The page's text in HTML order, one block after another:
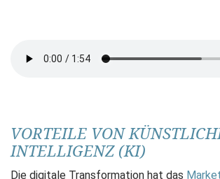
VORTEILE VON
INTELLIGENZ (KI)
Die digitale Transformation hat das